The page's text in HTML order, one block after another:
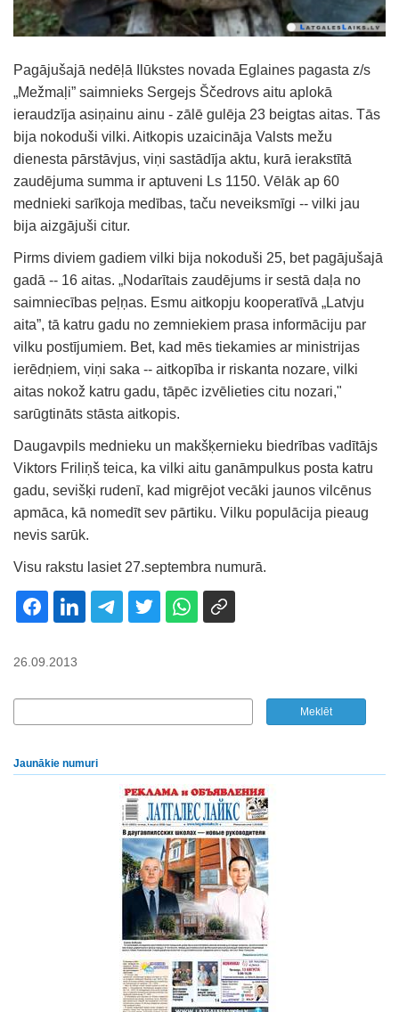
Pagājušajā nedēļā Ilūkstes novada Eglaines pagasta z/s
„Mežmaļi” saimnieks Sergejs Ščedrovs aitu aplokā
ieraudzīja asiņainu ainu - zālē gulēja 23 beigtas aitas. Tās
bija nokoduši vilki. Aitkopis uzaicināja Valsts mežu
dienesta pārstāvjus, viņi sastādīja aktu, kurā ierakstītā
zaudējuma summa ir aptuveni Ls 1150. Vēlāk ap 60
mednieki sarīkoja medības, taču neveiksmīgi -- vilki jau
bija aizgājuši citur.
Pirms diviem gadiem vilki bija nokoduši 25, bet pagājušajā
gadā -- 16 aitas. „Nodarītais zaudējums ir sestā daļa no
saimniecības peļņas. Esmu aitkopju kooperatīvā „Latvju
aita”, tā katru gadu no zemniekiem prasa informāciju par
vilku postījumiem. Bet, kad mēs tiekamies ar ministrijas
ierēdņiem, viņi saka -- aitkopība ir riskanta nozare, vilki
aitas nokož katru gadu, tāpēc izvēlieties citu nozari,"
sarūgtināts stāsta aitkopis.
Daugavpils mednieku un makšķernieku biedrības vadītājs
Viktors Friliņš teica, ka vilki aitu ganāmpulkus posta katru
gadu, sevišķi rudenī, kad migrējot vecāki jaunos vilcēnus
apmāca, kā nomedīt sev pārtiku. Vilku populācija pieaug
nevis sarūk.
Visu rakstu lasiet 27.septembra numurā.
26.09.2013
Jaunākie numuri